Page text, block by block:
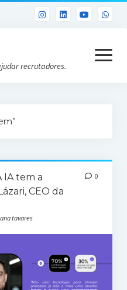
recrutadores.
open
menu
IA tem a
CEO da
tavares
0